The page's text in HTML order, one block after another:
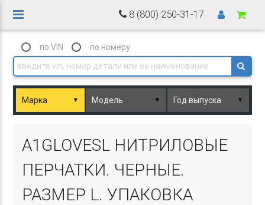
8 (800) 250-31-17
по VIN по номеру
▼ ▼ ▼
A1GLOVESL НИТРИЛОВЫЕ
ПЕРЧАТКИ. ЧЕРНЫЕ.
РАЗМЕР L. УПАКОВКА